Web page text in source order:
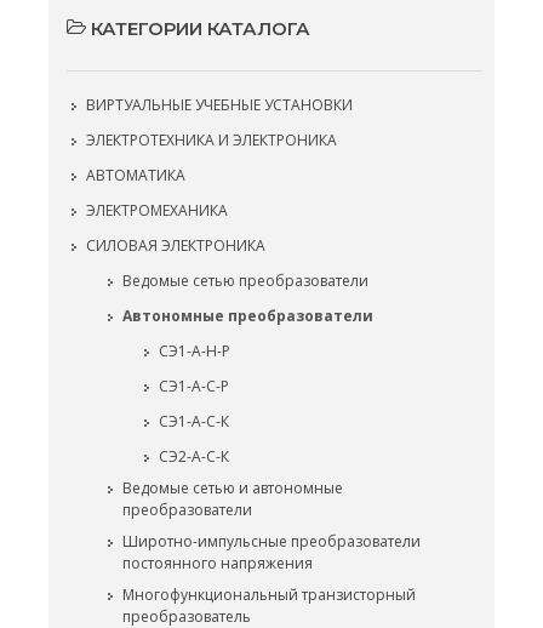
КАТЕГОРИИ КАТАЛОГА
ВИРТУАЛЬНЫЕ УЧЕБНЫЕ УСТАНОВКИ
ЭЛЕКТРОТЕХНИКА И ЭЛЕКТРОНИКА
АВТОМАТИКА
ЭЛЕКТРОМЕХАНИКА
СИЛОВАЯ ЭЛЕКТРОНИКА
Ведомые сетью преобразователи
Автономные преобразователи
СЭ1-А-Н-Р
СЭ1-А-С-Р
СЭ1-А-С-К
СЭ2-А-С-К
Ведомые сетью и автономные
преобразователи
Широтно-импульсные преобразователи
постоянного напряжения
Многофункциональный транзисторный
преобразователь